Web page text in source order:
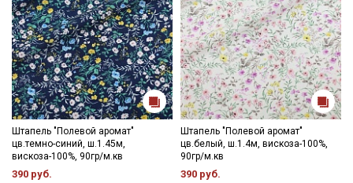
Штапель "Полевой аромат"
цв.темно-синий, ш.1.45м,
вискоза-100%, 90гр/м.кв
390 руб.
Штапель "Полевой аромат"
цв.белый, ш.1.4м, вискоза-100%,
90гр/м.кв
390 руб.